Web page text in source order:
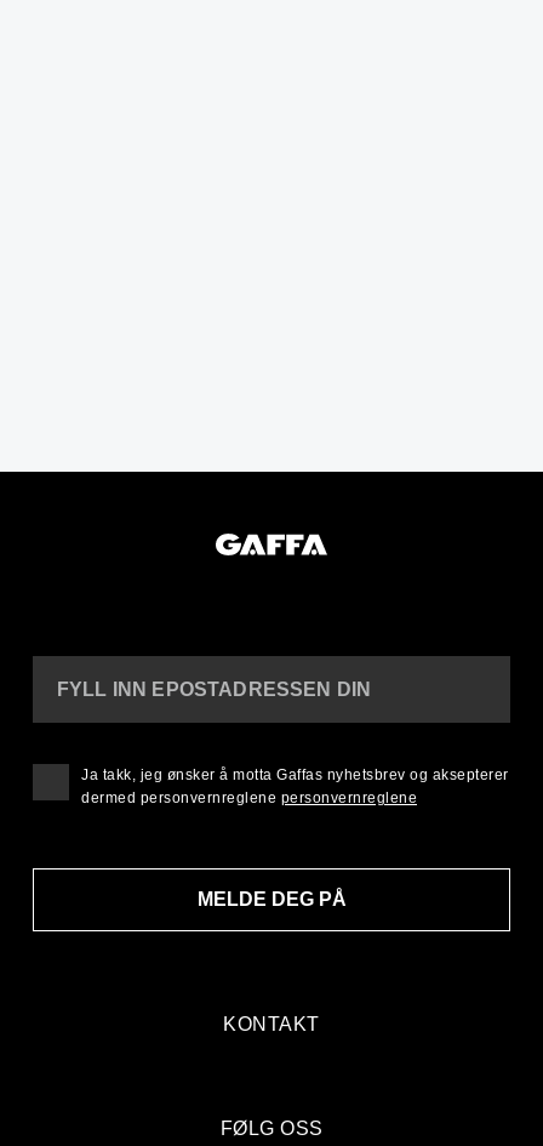
KONTAKT
FYLL INN EPOSTADRESSEN DIN
MELDE DEG PÅ
Ja takk, jeg ønsker å motta Gaffas nyhetsbrev og aksepterer
dermed personvernreglene personvernreglene
FØLG OSS